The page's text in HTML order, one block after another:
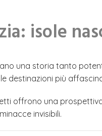
isole
una storia tanto
destinazioni più
offrono una
invisibili.